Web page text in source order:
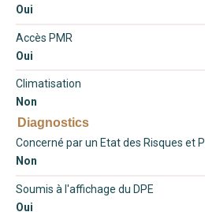
Oui
Accès PMR
Oui
Climatisation
Non
Diagnostics
Concerné par un Etat des Risques et
Non
Soumis à l'affichage du DPE
Oui